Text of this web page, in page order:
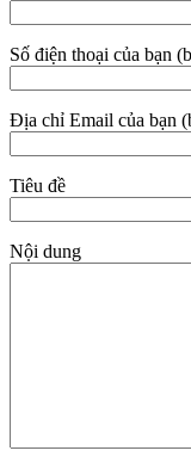
Số điện thoại của bạn
Địa chỉ Email của bạn
Tiêu đề
Nội dung